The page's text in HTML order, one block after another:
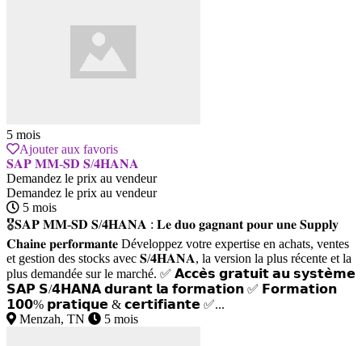
5 mois
Ajouter aux favoris
𝐒𝐀𝐏 𝐌𝐌-𝐒𝐃 𝐒/𝟒𝐇𝐀𝐍𝐀
Demandez le prix au vendeur
Demandez le prix au vendeur
5 mois
🎖𝐒𝐀𝐏 𝐌𝐌-𝐒𝐃 𝐒/𝟒𝐇𝐀𝐍𝐀 : 𝐋𝐞 𝐝𝐮𝐨 𝐠𝐚𝐠𝐧𝐚𝐧𝐭 𝐩𝐨𝐮𝐫 𝐮𝐧𝐞 𝐒𝐮𝐩𝐩𝐥𝐲
𝐂𝐡𝐚𝐢𝐧𝐞 𝐩𝐞𝐫𝐟𝐨𝐫𝐦𝐚𝐧𝐭𝐞 Développez votre expertise en achats, ventes
et gestion des stocks avec 𝐒/𝟒𝐇𝐀𝐍𝐀, la version la plus récente et la
plus demandée sur le marché. ✅ 𝗔𝗰𝗰𝗲̀𝘀 𝗴𝗿𝗮𝘁𝘂𝗶𝘁 𝗮𝘂 𝘀𝘆𝘀𝘁𝗲̀𝗺𝗲
𝗦𝗔𝗣 𝗦/𝟰𝗛𝗔𝗡𝗔 𝗱𝘂𝗿𝗮𝗻𝘁 𝗹𝗮 𝗳𝗼𝗿𝗺𝗮𝘁𝗶𝗼𝗻 ✅ 𝗙𝗼𝗿𝗺𝗮𝘁𝗶𝗼𝗻
𝟭𝟬𝟬% 𝗽𝗿𝗮𝘁𝗶𝗾𝘂𝗲 & 𝗰𝗲𝗿𝘁𝗶𝗳𝗶𝗮𝗻𝘁𝗲 ✅...
Menzah, TN
5 mois